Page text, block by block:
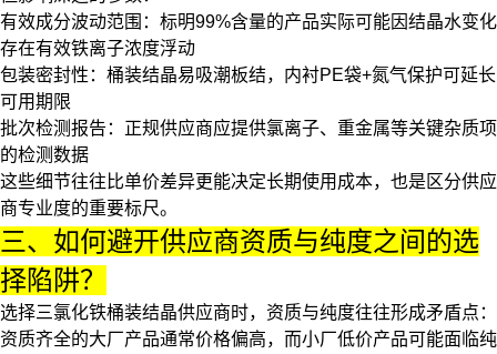
有效成分波动范围：标明99%含量的产品实际可能因结晶水变化
存在有效铁离子浓度浮动
包装密封性：桶装结晶易吸潮板结，内衬PE袋+氮气保护可延长
可用期限
批次检测报告：正规供应商应提供氯离子、重金属等关键杂质项
的检测数据
这些细节往往比单价差异更能决定长期使用成本，也是区分供应
商专业度的重要标尺。
三、如何避开供应商资质与纯度之间的选
择陷阱？
选择三氯化铁桶装结晶供应商时，资质与纯度往往形成矛盾点：
资质齐全的大厂产品通常价格偏高，而小厂低价产品可能面临纯